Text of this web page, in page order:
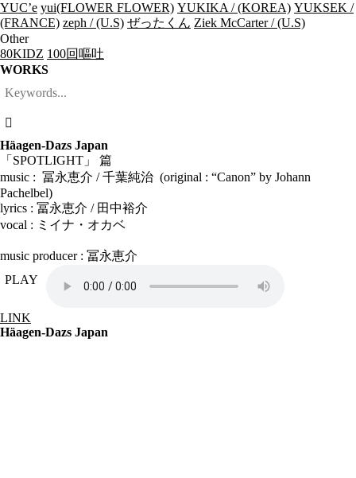
YUC’e yui(FLOWER FLOWER) YUKIKA / (KOREA) YUKSEK /
(FRANCE) zeph / (U.S) ぜったくん Ziek McCarter / (U.S)
Other
80KIDZ 100回嘔吐
WORKS
Häagen-Dazs Japan
「SPOTLIGHT」 篇
music : 冨永恵介 / 千葉純治 (original : “Canon” by Johann
Pachelbel)
lyrics : 冨永恵介 / 田中裕介
vocal : ミイナ・オカベ
music producer : 冨永恵介
PLAY
LINK
Häagen-Dazs Japan